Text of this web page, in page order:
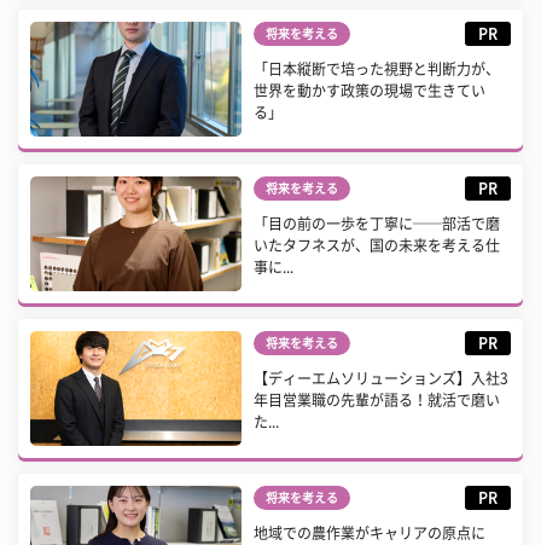
将来を考える PR
「日本縦断で培った視野と判断力が、
世界を動かす政策の現場で生きてい
る」
将来を考える PR
「目の前の一歩を丁寧に──部活で磨
いたタフネスが、国の未来を考える仕
事に...
将来を考える PR
【ディーエムソリューションズ】入社3
年目営業職の先輩が語る！就活で磨い
た...
将来を考える PR
地域での農作業がキャリアの原点に